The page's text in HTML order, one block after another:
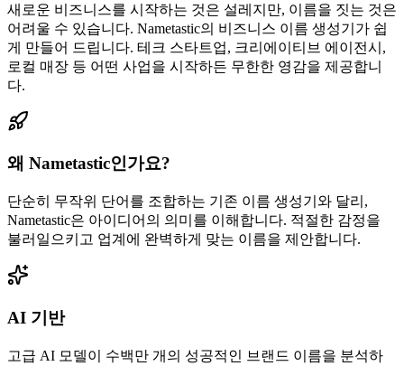
새로운 비즈니스를 시작하는 것은 설레지만, 이름을 짓는 것은
어려울 수 있습니다. Nametastic의 비즈니스 이름 생성기가 쉽
게 만들어 드립니다. 테크 스타트업, 크리에이티브 에이전시,
로컬 매장 등 어떤 사업을 시작하든 무한한 영감을 제공합니
다.
왜 Nametastic인가요?
단순히 무작위 단어를 조합하는 기존 이름 생성기와 달리,
Nametastic은 아이디어의 의미를 이해합니다. 적절한 감정을
불러일으키고 업계에 완벽하게 맞는 이름을 제안합니다.
AI 기반
고급 AI 모델이 수백만 개의 성공적인 브랜드 이름을 분석하